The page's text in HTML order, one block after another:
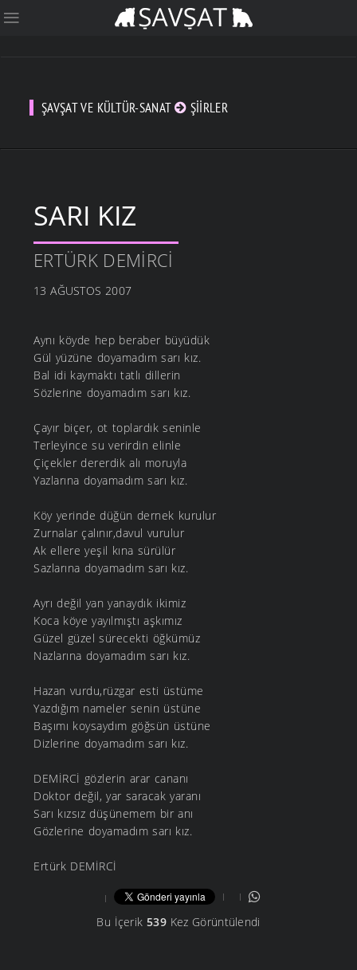
ŞAVŞAT VE KÜLTÜR-SANAT ŞIIRLER
SARI KIZ
ERTÜRK DEMIRCI
13 AĞUSTOS 2007
Aynı köyde hep beraber büyüdük
Gül yüzüne doyamadım sarı kız.
Bal idi kaymaktı tatlı dillerin
Sözlerine doyamadım sarı kız.
Çayır biçer, ot toplardık seninle
Terleyince su verirdin elinle
Çiçekler dererdik alı moruyla
Yazlarına doyamadım sarı kız.
Köy yerinde düğün dernek kurulur
Zurnalar çalınır,davul vurulur
Ak ellere yeşil kına sürülür
Sazlarına doyamadım sarı kız.
Ayrı değil yan yanaydık ikimiz
Koca köye yayılmıştı aşkımız
Güzel güzel sürecekti öğkümüz
Nazlarına doyamadım sarı kız.
Hazan vurdu,rüzgar esti üstüme
Yazdığım nameler senin üstüne
Başımı koysaydım göğsün üstüne
Dizlerine doyamadım sarı kız.
DEMİRCİ gözlerin arar cananı
Doktor değil, yar saracak yaranı
Sarı kızsız düşünemem bir anı
Gözlerine doyamadım sarı kız.
Ertürk DEMİRCİ
Bu İçerik 539Kez Görüntülendi